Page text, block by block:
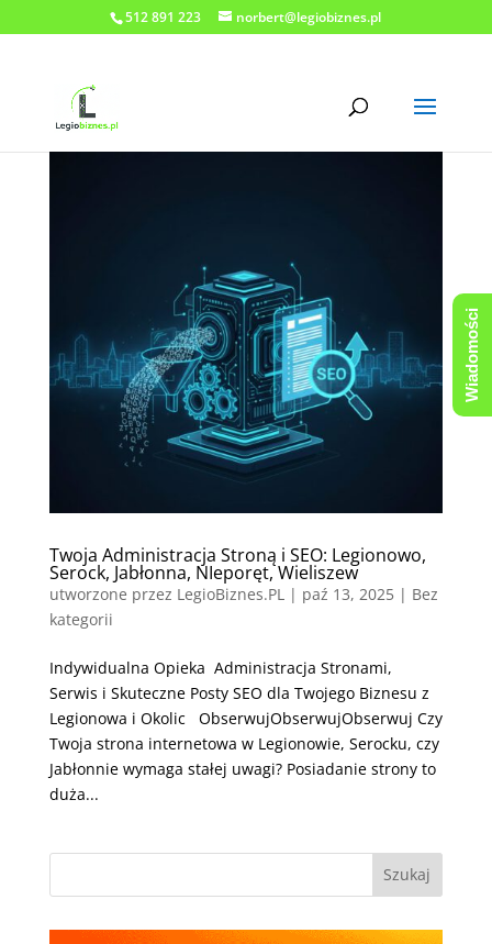
512 891 223 norbert@legiobiznes.pl
Twoja Administracja Stroną i SEO: Legionowo,
Serock, Jabłonna, NIeporęt, Wieliszew
utworzone przez LegioBiznes.PL | paź 13, 2025| Bez
kategorii
Indywidualna Opieka Administracja Stronami,
Serwis i Skuteczne Posty SEO dla Twojego Biznesu z
Legionowa i Okolic ObserwujObserwujObserwuj Czy
Twoja strona internetowa w Legionowie, Serocku, czy
Jabłonnie wymaga stałej uwagi? Posiadanie strony to
duża...
Wiadomości